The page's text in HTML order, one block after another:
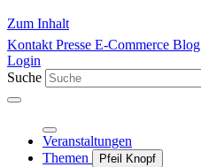
Zum Inhalt
Kontakt Presse E-Commerce Blog
Login
Suche
Veranstaltungen
Themen
Pfeil Knopf